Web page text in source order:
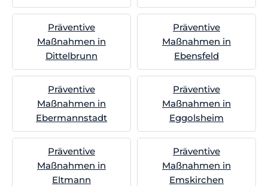
Präventive
Maßnahmen in
Dittelbrunn
Präventive
Maßnahmen in
Ebensfeld
Präventive
Maßnahmen in
Ebermannstadt
Präventive
Maßnahmen in
Eggolsheim
Präventive
Maßnahmen in
Eltmann
Präventive
Maßnahmen in
Emskirchen